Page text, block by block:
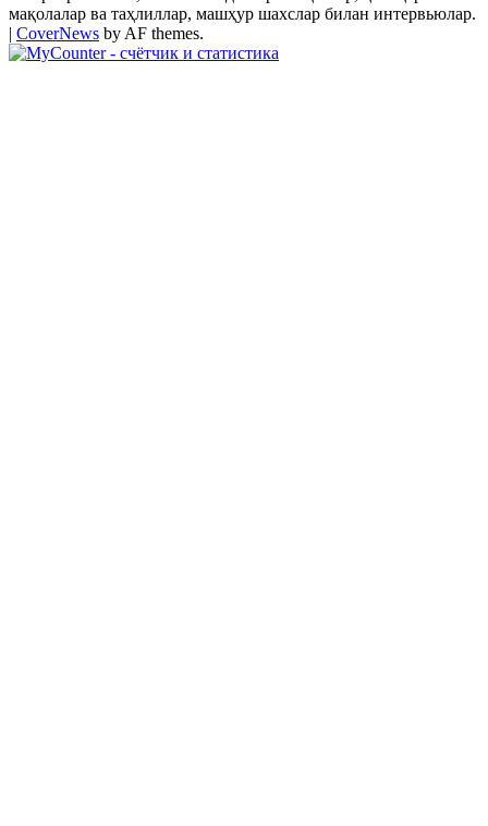
мақолалар ва таҳлиллар, машҳур шахслар билан интервьюлар.
| CoverNews by AF themes.